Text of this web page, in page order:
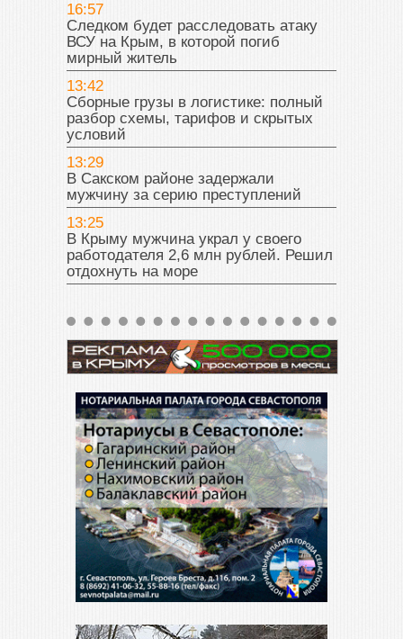
16:57
Следком будет расследовать атаку
ВСУ на Крым, в которой погиб
мирный житель
13:42
Сборные грузы в логистике: полный
разбор схемы, тарифов и скрытых
условий
13:29
В Сакском районе задержали
мужчину за серию преступлений
13:25
В Крыму мужчина украл у своего
работодателя 2,6 млн рублей. Решил
отдохнуть на море